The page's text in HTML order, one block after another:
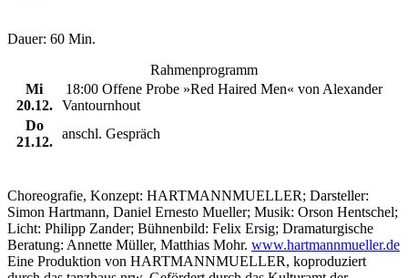
Dauer: 60 Min.
Rahmenprogramm
Mi
20.12.
18:00 Offene Probe »Red Haired Men« von Alexander
Vantournhout
Do
21.12.
anschl. Gespräch
Choreografie, Konzept: HARTMANNMUELLER; Darsteller:
Simon Hartmann, Daniel Ernesto Mueller; Musik: Orson Hentschel;
Licht: Philipp Zander; Bühnenbild: Felix Ersig; Dramaturgische
Beratung: Annette Müller, Matthias Mohr. www.hartmannmueller.de
Eine Produktion von HARTMANNMUELLER, koproduziert